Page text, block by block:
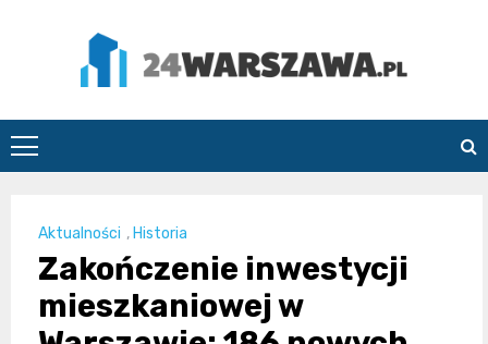
24Warszawa.pl
Aktualności , Historia
Zakończenie inwestycji
mieszkaniowej w